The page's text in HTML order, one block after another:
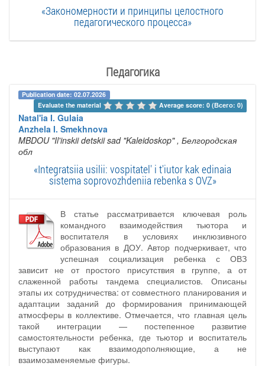
«Закономерности и принципы целостного
педагогического процесса»
Педагогика
Publication date: 02.07.2026
Evaluate the material
Average score: 0 (Всего: 0)
Natal'ia I. Gulaia
Anzhela I. Smekhnova
MBDOU "Il'inskii detskii sad "Kaleidoskop" , Белгородская
обл
«Integratsiia usilii: vospitatel' i t'iutor kak edinaia
sistema soprovozhdeniia rebenka s OVZ»
В статье рассматривается ключевая роль
командного взаимодействия тьютора и
воспитателя в условиях инклюзивного
образования в ДОУ. Автор подчеркивает, что
успешная социализация ребенка с ОВЗ
зависит не от простого присутствия в группе, а от
слаженной работы тандема специалистов. Описаны
этапы их сотрудничества: от совместного планирования и
адаптации заданий до формирования принимающей
атмосферы в коллективе. Отмечается, что главная цель
такой интеграции — постепенное развитие
самостоятельности ребенка, где тьютор и воспитатель
выступают как взаимодополняющие, а не
взаимозаменяемые фигуры.